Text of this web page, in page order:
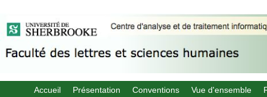
Accueil Présentation Conventions Vue d'ensemble